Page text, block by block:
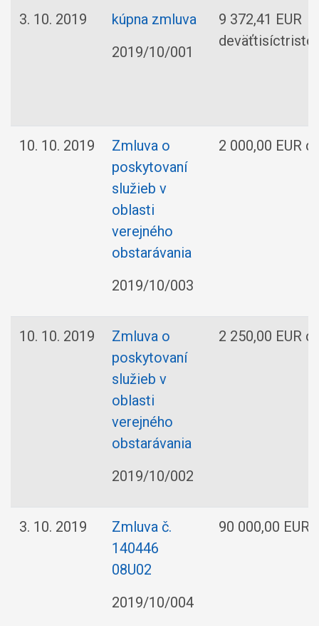
3. 10. 2019
kúpna zmluva
2019/10/001
9 372,41 EUR
10. 10. 2019
Zmluva o
poskytovaní
služieb v
oblasti
verejného
obstarávania
2019/10/003
2 000,00 EUR
10. 10. 2019
Zmluva o
poskytovaní
služieb v
oblasti
verejného
obstarávania
2019/10/002
2 250,00 EUR
3. 10. 2019
Zmluva č.
140446
08U02
2019/10/004
90 000,00